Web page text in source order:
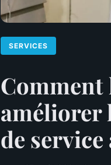
SERVICES
Comment
améliorer
de